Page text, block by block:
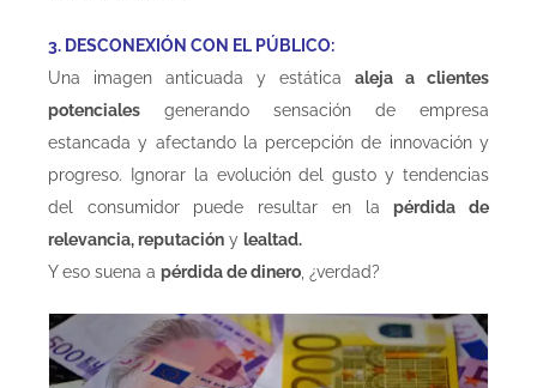
3. DESCONEXIÓN CON EL PÚBLICO:
Una imagen anticuada y estática aleja a clientes
potenciales generando sensación de empresa
estancada y afectando la percepción de innovación y
progreso. Ignorar la evolución del gusto y tendencias
del consumidor puede resultar en lapérdida de
relevancia, reputación y lealtad.
Y eso suena a pérdida de dinero , ¿verdad?